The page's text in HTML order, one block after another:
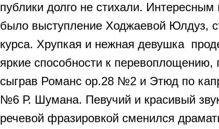
публики долго не стихали.
было выступление Ходжаевой Юлдуз,
курса. Хрупкая и нежная девушка
яркие способности к перевоплощению,
сыграв Романс ор.28 №2 и Этюд по
№6 Р. Шумана. Певучий и красивый
речевой фразировкой сменился